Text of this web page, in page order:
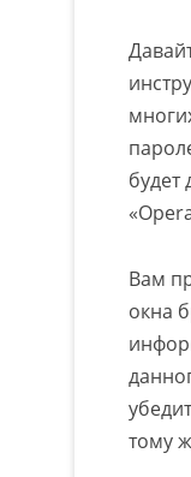
будет
Вам
окна
тому